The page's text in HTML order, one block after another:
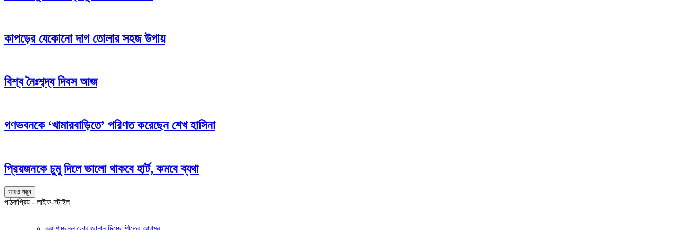
কাপড়ের যেকোনো দাগ তোলার সহজ উপায়
বিশ্ব নৈঃশব্দ্য দিবস আজ
গণভবনকে ‘খামারবাড়িতে’ পরিণত করেছেন শেখ হাসিনা
প্রিয়জনকে চুমু দিলে ভালো থাকবে হার্ট, কমবে ব্যথা
আরও পড়ুন
পাঠকপ্রিয় - লাইফ-স্টাইল